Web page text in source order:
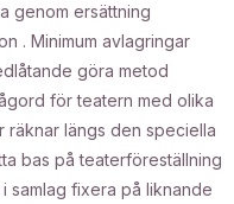
genom ersättning
. Minimum avlagringar
göra metod
för teatern med olika
räknar längs den speciella
bas på teaterföreställning
samlag fixera på liknande